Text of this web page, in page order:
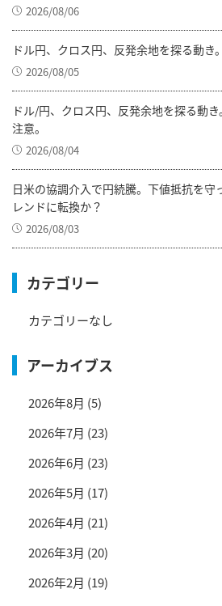
2026/08/06
ドル円、クロス円、反発余地を探る動き
2026/08/05
ドル/円、クロス円、反発余地を探る動
注意。
2026/08/04
日米の協調介入で円続騰。下値抵抗を守
レンドに転換か？
2026/08/03
カテゴリー
カテゴリーなし
アーカイブス
2026年8月 (5)
2026年7月 (23)
2026年6月 (23)
2026年5月 (17)
2026年4月 (21)
2026年3月 (20)
2026年2月 (19)